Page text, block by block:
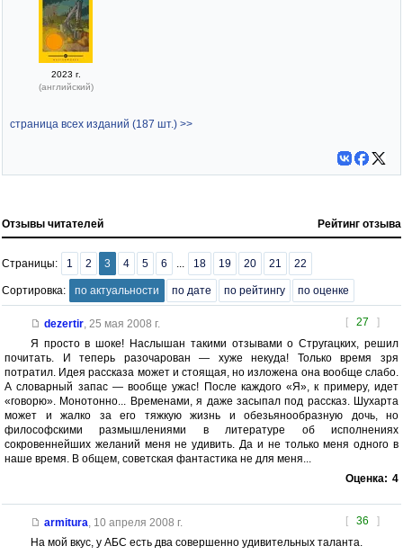
2023 г.
(английский)
страница всех изданий (187 шт.) >>
Отзывы читателей Рейтинг отзыва
Страницы: 1 2 3 4 5 6 ... 18 19 20 21 22
Сортировка: по актуальности по дате по рейтингу по оценке
[ 27 ]
dezertir, 25 мая 2008 г.
Я просто в шоке! Наслышан такими отзывами о Стругацких, решил
почитать. И теперь разочарован — хуже некуда! Только время зря
потратил. Идея рассказа может и стоящая, но изложена она вообще слабо.
А словарный запас — вообще ужас! После каждого «Я», к примеру, идет
«говорю». Монотонно... Временами, я даже засыпал под рассказ. Шухарта
может и жалко за его тяжкую жизнь и обезьянообразную дочь, но
философскими размышлениями в литературе об исполнениях
сокровеннейших желаний меня не удивить. Да и не только меня одного в
наше время. В общем, советская фантастика не для меня...
Оценка: 4
[ 36 ]
armitura, 10 апреля 2008 г.
На мой вкус, у АБС есть два совершенно удивительных таланта.